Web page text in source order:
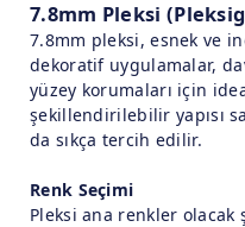
7.8mm Pleksi
7.8mm pleksi, esnek ve
dekoratif uygulamalar,
yüzey korumaları için
şekillendirilebilir yapısı
da sıkça tercih edilir.
Renk Seçimi
Pleksi ana renkler olacak